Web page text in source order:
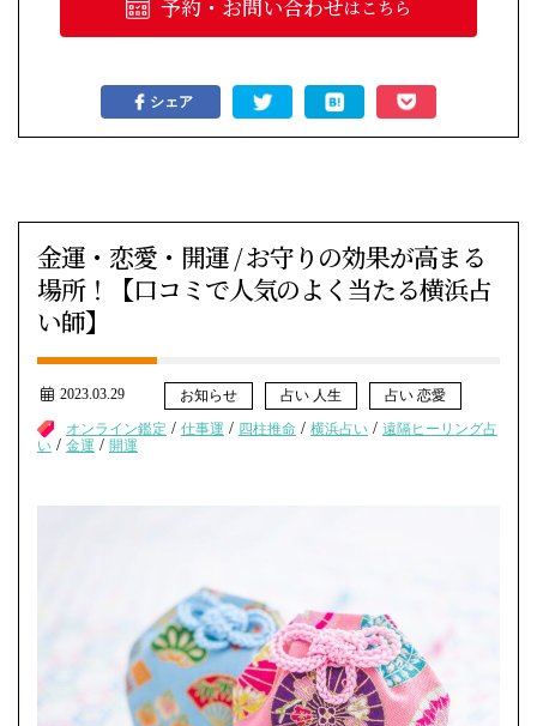
予約・お問い合わせはこちら
シェア
金運・恋愛・開運 / お守りの効果が高まる
場所！【口コミで人気のよく当たる横浜占
い師】
2023.03.29 お知らせ 占い 人生
占い 恋愛
オンライン鑑定 / 仕事運 / 四柱推命 / 横浜占い / 遠隔ヒーリング占
い / 金運 / 開運